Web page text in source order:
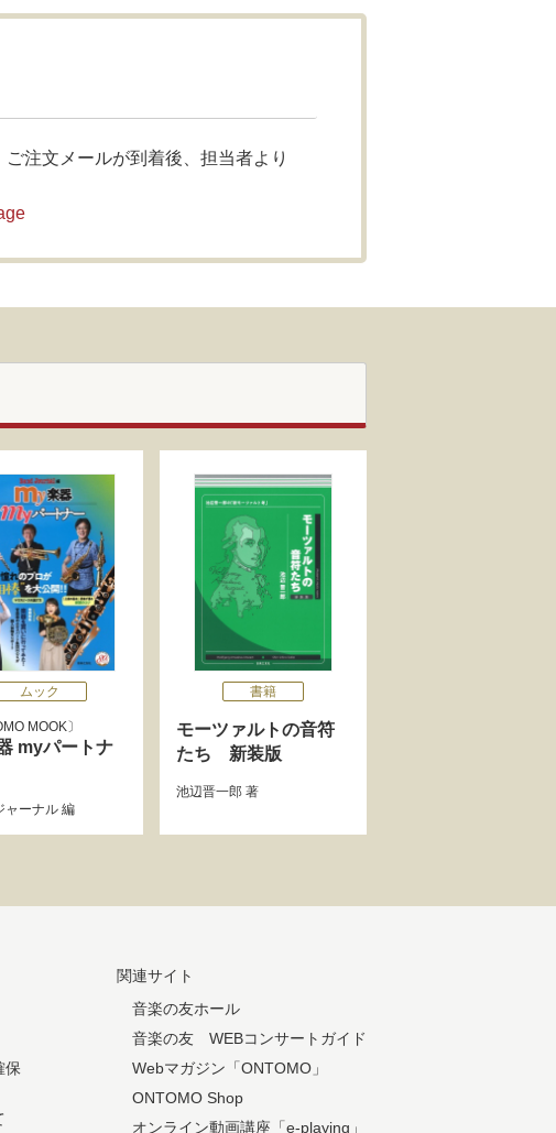
注文メールが到着後、担当者より
ムック
MOOK
myパートナ
ャーナル 編
書籍
モーツァルトの音符
たち 新装版
池辺晋一郎 著
保
関連サイト
音楽の友ホール
音楽の友 WEBコンサートガイド
Webマガジン「ONTOMO」
ONTOMO Shop
オンライン動画講座「e-playing」